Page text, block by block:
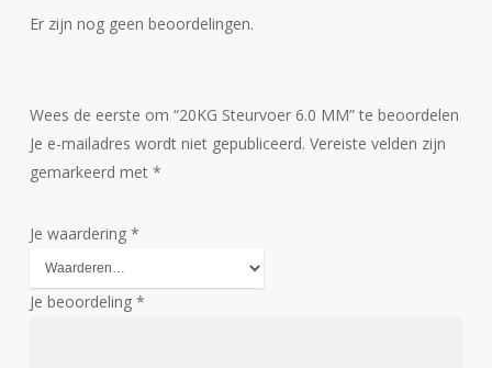
Er zijn nog geen beoordelingen.
Wees de eerste om “20KG Steurvoer 6.0 MM” te beoordelen
Je e-mailadres wordt niet gepubliceerd. Vereiste velden zijn
gemarkeerd met *
Je waardering *
Je beoordeling *